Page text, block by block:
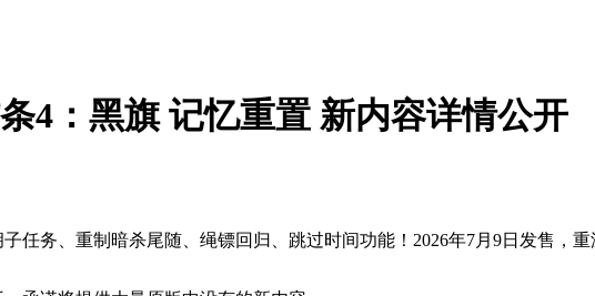
4：黑旗 记忆重置 新内容详情公开
任务、重制暗杀尾随、绳镖回归、跳过时间功能！2026年7月9日发售，重